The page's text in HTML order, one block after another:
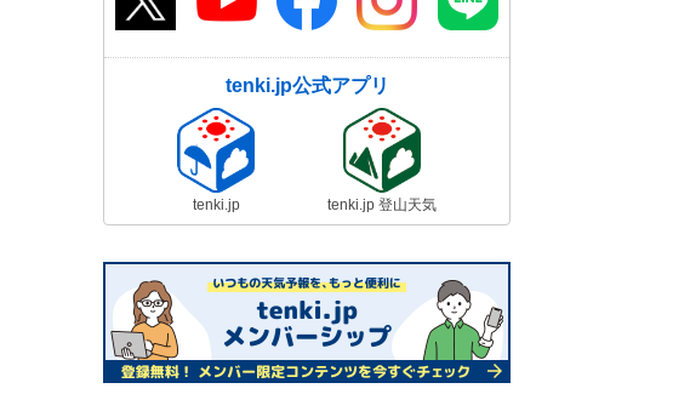
tenki.jp公式アプリ
tenki.jp tenki.jp 登山天気